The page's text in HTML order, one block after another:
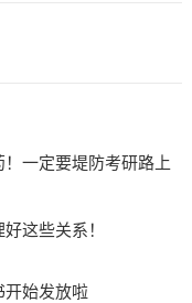
！一定要堤防考研路上
这些关系！
开始发放啦